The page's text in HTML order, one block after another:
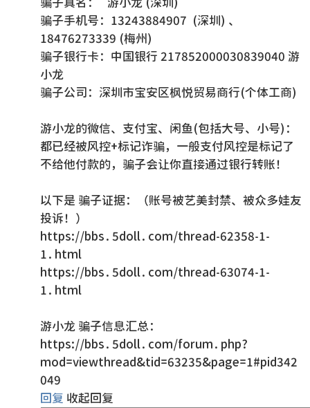
骗子真名： 游小龙 (深圳)
骗子手机号：13243884907 (深圳) 、
18476273339 (梅州)
骗子银行卡：中国银行 217852000030839040 游
小龙
骗子公司：深圳市宝安区枫悦贸易商行(个体工商)
游小龙的微信、支付宝、闲鱼(包括大号、小号)：
都已经被风控+标记诈骗，一般支付风控是标记了
不给他付款的，骗子会让你直接通过银行转账！
以下是 骗子证据：（账号被艺美封禁、被众多娃友
投诉！）
https://bbs.5doll.com/thread-62358-1-
1.html
https://bbs.5doll.com/thread-63074-1-
1.html
游小龙 骗子信息汇总：
https://bbs.5doll.com/forum.php?
mod=viewthread&tid=63235&page=1#pid342
049
回复 收起回复